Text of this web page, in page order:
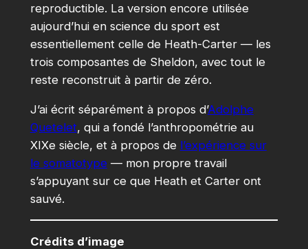
reproductible. La version encore utilisée
aujourd’hui en science du sport est
essentiellement celle de Heath-Carter — les
trois composantes de Sheldon, avec tout le
reste reconstruit à partir de zéro.
J’ai écrit séparément à propos d’Adolphe
Quetelet, qui a fondé l’anthropométrie au
XIXe siècle, et à propos de l’expérience sur
le somatotype— mon propre travail
s’appuyant sur ce que Heath et Carter ont
sauvé.
Crédits d’image